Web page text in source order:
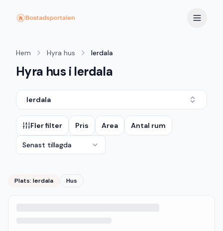
Hem Hyra hus lerdala
Hyra hus i lerdala
lerdala
Fler filter Pris Area Antal rum
Senast tillagda
Plats: lerdala Hus